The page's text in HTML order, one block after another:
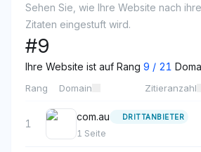
Sehen Sie, wie Ihre Website nach
Zitaten eingestuft wird.
#9
Ihre Website ist auf Rang 9 / 21
Rang Domain Zitieranzahl
1
com.au DRITTANBIETER
1 Seite